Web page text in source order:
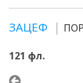
ЗАЦЕФ
121 фл.